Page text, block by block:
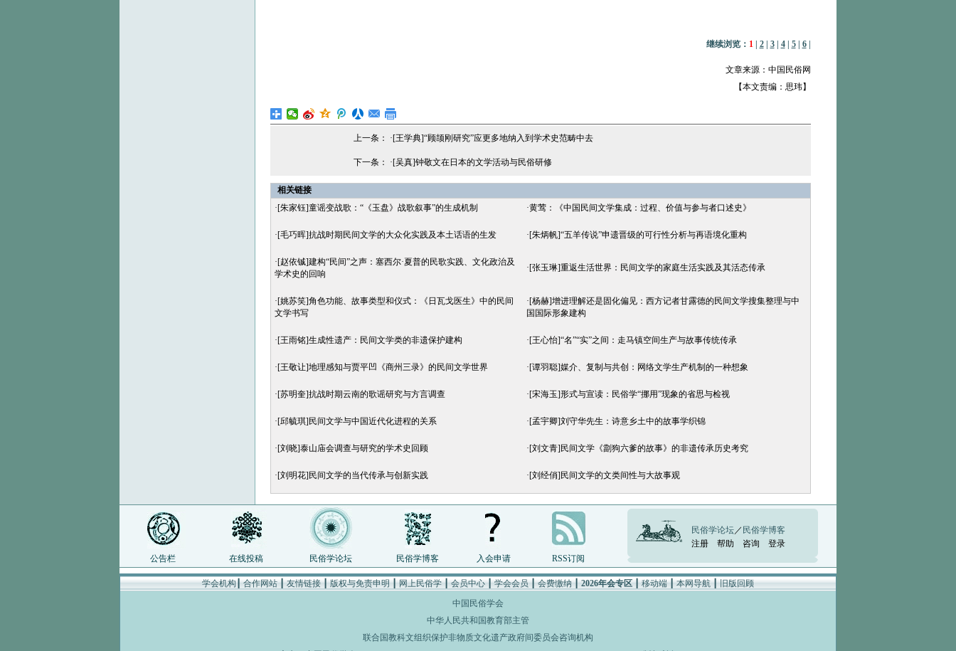
继续浏览： 1| 2| 3| 4| 5| 6|
文章来源：中国民俗网
【本文责编：思玮】
上一条： ·[王学典]“顾颉刚研究”应更多地纳入到学术史范畴中去
下一条： ·[吴真]钟敬文在日本的文学活动与民俗研修
相关链接
·[朱家钰]童谣变战歌：“《玉盘》战歌叙事”的生成机制 ·黄莺：《中国民间文学集成：过程、价值与参与者口述史》
·[毛巧晖]抗战时期民间文学的大众化实践及本土话语的生发 ·[朱炳帆]“五羊传说”申遗晋级的可行性分析与再语境化重构
·[赵依铖]建构“民间”之声：塞西尔·夏普的民歌实践、文化政治及
学术史的回响
·[张玉琳]重返生活世界：民间文学的家庭生活实践及其活态传承
·[姚苏笑]角色功能、故事类型和仪式：《日瓦戈医生》中的民间
文学书写
·[杨赫]增进理解还是固化偏见：西方记者甘露德的民间文学搜集整理与中
国国际形象建构
·[王雨铭]生成性遗产：民间文学类的非遗保护建构 ·[王心怡]“名”“实”之间：走马镇空间生产与故事传统传承
·[王敬让]地理感知与贾平凹《商州三录》的民间文学世界 ·[谭羽聪]媒介、复制与共创：网络文学生产机制的一种想象
·[苏明奎]抗战时期云南的歌谣研究与方言调查 ·[宋海玉]形式与宣读：民俗学“挪用”现象的省思与检视
·[邱毓琪]民间文学与中国近代化进程的关系 ·[孟宇卿]刘守华先生：诗意乡土中的故事学织锦
·[刘晓]泰山庙会调查与研究的学术史回顾 ·[刘文青]民间文学《劏狗六爹的故事》的非遗传承历史考究
·[刘明花]民间文学的当代传承与创新实践 ·[刘经俏]民间文学的文类间性与大故事观
公告栏 在线投稿 民俗学论坛 民俗学博客 入会申请 RSS订阅
民俗学论坛／ 民俗学博客
注册
帮助 咨询 登录
学会机构┃合作网站┃友情链接┃版权与免责申明┃网上民俗学┃会员中心┃学会会员┃会费缴纳┃2026年会专区┃移动端┃本网导航┃旧版回顾
中国民俗学会
中华人民共和国教育部主管
联合国教科文组织保护非物质文化遗产政府间委员会咨询机构